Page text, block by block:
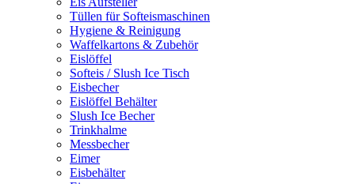
Tüllen für Softeismaschinen
Hygiene & Reinigung
Waffelkartons & Zubehör
Eislöffel
Softeis / Slush Ice Tisch
Eisbecher
Eislöffel Behälter
Slush Ice Becher
Trinkhalme
Messbecher
Eimer
Eisbehälter